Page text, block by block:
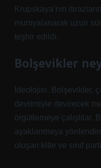
Krupskaya’nın
mumyalanarak uzun
teşhir edildi.
Bolşevikler
İdeolojisi. Bolşevikler,
devrimiyle devirecek
örgütlemeye çalıştılar.
ayaklanmaya
oluşan kitle ve sınıf